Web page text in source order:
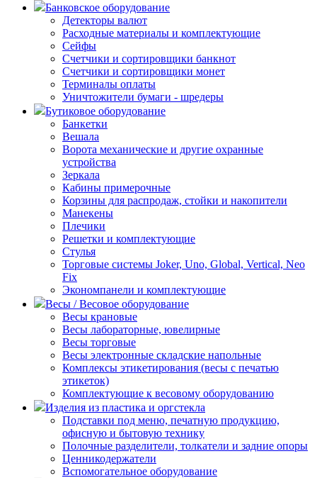
Банковское оборудование
Детекторы валют
Расходные материалы и комплектующие
Сейфы
Счетчики и сортировщики банкнот
Счетчики и сортировщики монет
Терминалы оплаты
Уничтожители бумаги - шредеры
Бутиковое оборудование
Банкетки
Вешала
Ворота механические и другие охранные
устройства
Зеркала
Кабины примерочные
Корзины для распродаж, стойки и накопители
Манекены
Плечики
Решетки и комплектующие
Стулья
Торговые системы Joker, Uno, Global, Vertical, Neo
Fix
Экономпанели и комплектующие
Весы / Весовое оборудование
Весы крановые
Весы лабораторные, ювелирные
Весы торговые
Весы электронные складские напольные
Комплексы этикетирования (весы с печатью
этикеток)
Комплектующие к весовому оборудованию
Изделия из пластика и оргстекла
Подставки под меню, печатную продукцию,
офисную и бытовую технику
Полочные разделители, толкатели и задние опоры
Ценникодержатели
Вспомогательное оборудование